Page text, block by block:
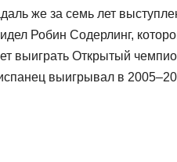
же за семь лет
Робин Содерлинг,
выиграть Открытый
выигрывал в